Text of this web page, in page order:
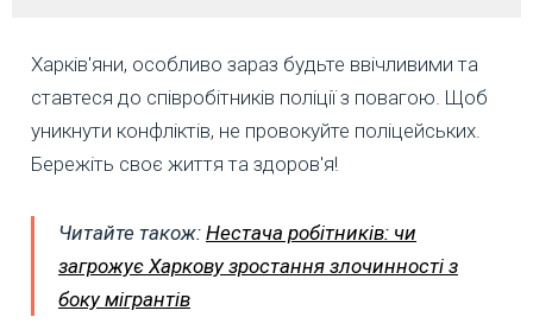
Харків'яни, особливо зараз будьте ввічливими та
ставтеся до співробітників поліції з повагою. Щоб
уникнути конфліктів, не провокуйте поліцейських.
Бережіть своє життя та здоров'я!
Читайте також: Нестача робітників: чи
загрожує Харкову зростання злочинності з
боку мігрантів